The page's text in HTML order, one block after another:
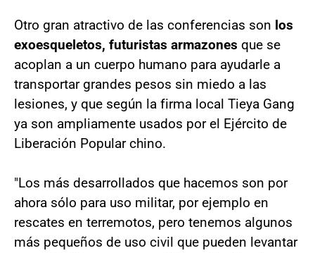
Otro gran atractivo de las conferencias son los
exoesqueletos, futuristas armazones que se
acoplan a un cuerpo humano para ayudarle a
transportar grandes pesos sin miedo a las
lesiones, y que según la firma local Tieya Gang
ya son ampliamente usados por el Ejército de
Liberación Popular chino.
"Los más desarrollados que hacemos son por
ahora sólo para uso militar, por ejemplo en
rescates en terremotos, pero tenemos algunos
más pequeños de uso civil que pueden levantar